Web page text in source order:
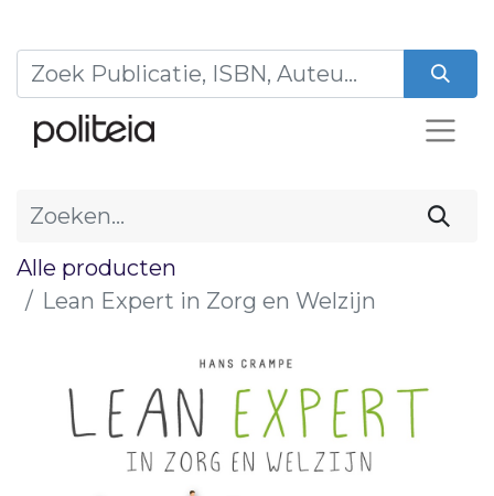
Alle producten
Lean Expert in Zorg en Welzijn